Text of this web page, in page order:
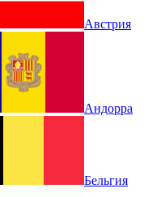
Австрия
Андорра
Бельгия